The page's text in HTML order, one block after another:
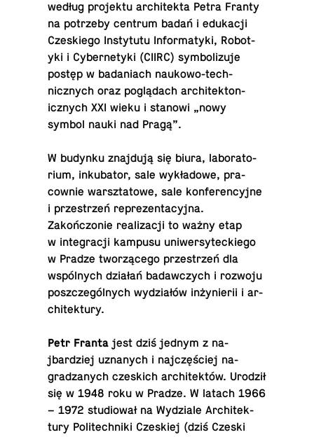
według pro­jektu ar­chitekta Petra Franty
na potrzeby centrum badań i edukacji
Czeskiego In­sty­tutu In­for­matyki, Ro­bo­t­
yki i Cy­ber­ne­tyki (CIIRC) sym­bol­izuje
postęp w bada­ni­ach naukowo-tech­
nicznych oraz poglądach ar­chitek­ton­
icznych XXI wieku i stanowi „nowy
symbol nauki nad Pragą”.
W budynku znajdują się biura, lab­o­ra­to­
rium, inku­ba­tor, sale wykładowe, pra­
cownie warsz­ta­towe, sale kon­fer­en­cyjne
i przestrzeń reprezen­ta­cyjna.
Zakończonie re­al­iza­cji to ważny etap
w in­te­gracji kampusu uni­w­er­syteck­iego
w Pradze tworzącego przestrzeń dla
wspólnych działań badaw­czych i rozwoju
poszczególnych wydziałów inżynierii i ar­
chitek­tury.
Petr Franta jest dziś jednym z na­
jbardziej uz­nanych i najczęściej na­
gradzanych czes­kich ar­chitektów. Urodził
się w 1948 roku w Pradze. W latach 1966
– 1972 stu­diował na Wydziale Ar­chitek­
tury Po­litech­niki Czeskiej (dziś Czeski